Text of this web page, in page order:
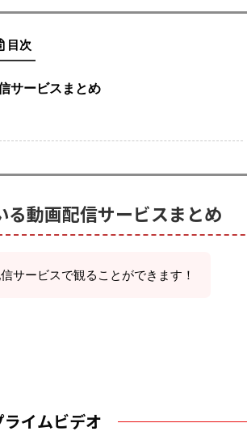
目次
サービスまとめ
る動画配信サービスまとめ
サービスで観ることができます！
イムビデオ